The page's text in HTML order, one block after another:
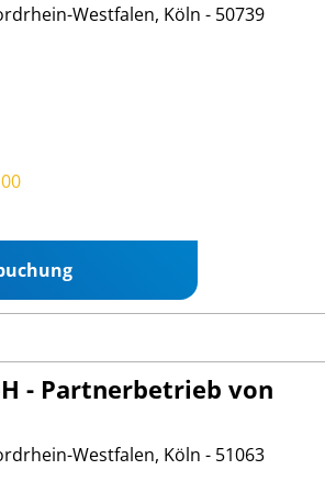
Westfalen, Köln - 50739
- Partnerbetrieb von
Westfalen, Köln - 51063